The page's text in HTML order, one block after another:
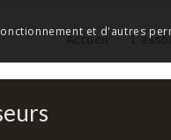
Accueilet d'autres